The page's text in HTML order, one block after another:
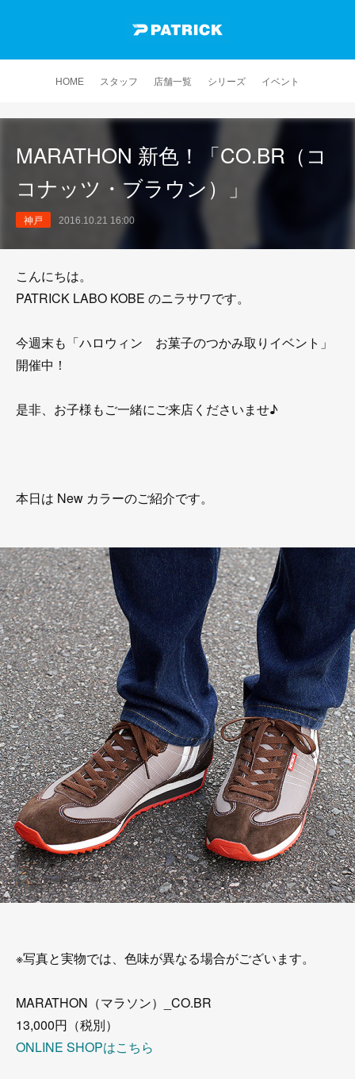
HOME スタッフ 店舗一覧 シリーズ イベント
MARATHON 新色！「CO.BR（コ
コナッツ・ブラウン）」
神戸 2016.10.21 16:00
こんにちは。
PATRICK LABO KOBE のニラサワです。
今週末も「ハロウィン お菓子のつかみ取りイベント」
開催中！
是非、お子様もご一緒にご来店くださいませ♪
本日は New カラーのご紹介です。
※写真と実物では、色味が異なる場合がございます。
MARATHON（マラソン）_CO.BR
13,000円（税別）
ONLINE SHOPはこちら